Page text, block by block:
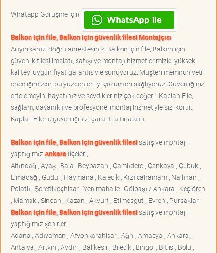
Whatapp Görüşme için
Balkon için file, Balkon için güvenlik filesi Montajçısı
Arıyorsanız, doğru adrestesiniz! Balkon için file, Balkon için
güvenlik filesi imalatı, satışı ve montajı hizmetlerimizle, yüksek
kaliteyi uygun fiyat garantisiyle sunuyoruz. Müşteri memnuniyeti
önceliğimizdir, bu yüzden en iyi çözümleri sağlıyoruz. Güvenliğinizi
ertelemeyin, hayatınız ve sevdikleriniz çok değerli. Kaplan File,
sağlam, dayanıklı ve profesyonel montaj hizmetiyle sizi korur.
Kaplan File ile güvenliğinizi garanti altına alın!
Balkon için file, Balkon için güvenlik filesisatış ve montajı
yaptığımız Ankara İlçeleri;
Altındağ , Ayaş , Bala , Beypazarı , Çamlıdere , Çankaya , Çubuk ,
Elmadağ , Güdül , Haymana , Kalecik , Kızılcahamam , Nallıhan ,
Polatlı , Şereflikoçhisar , Yenimahalle , Gölbaşı / Ankara , Keçiören
, Mamak , Sincan , Kazan , Akyurt , Etimesgut , Evren , Pursaklar
Balkon için file, Balkon için güvenlik filesisatış ve montajı
yaptığımız şehirler;
Adana , Adıyaman , Afyonkarahisar , Ağrı , Amasya , Ankara ,
Antalya , Artvin , Aydın , Balıkesir , Bilecik , Bingöl , Bitlis , Bolu ,